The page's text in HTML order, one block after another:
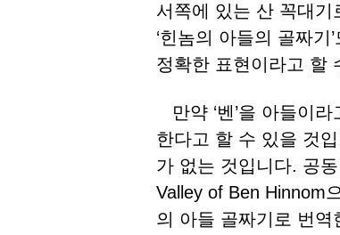
서쪽에 있는 산 꼭대기
‘힌놈의 아들의 골짜기
정확한 표현이라고 할
만약 ‘벤’을 아들이라
한다고 할 수 있을 것
가 없는 것입니다. 공
Valley of Ben Hinnom
의 아들 골짜기로 번